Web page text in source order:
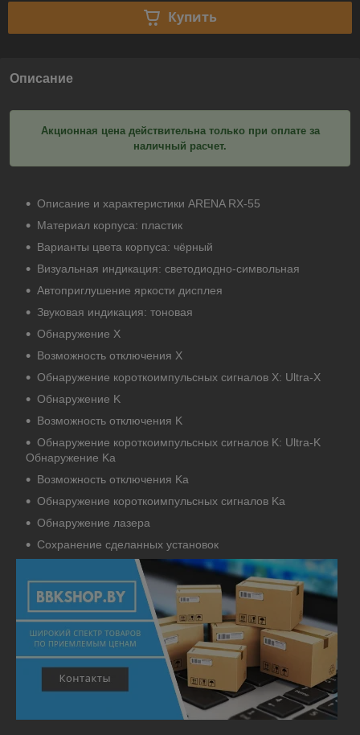
Купить
Описание
Акционная цена действительна только при оплате за
наличный расчет.
Описание и характеристики ARENA RX-55
Материал корпуса: пластик
Варианты цвета корпуса: чёрный
Визуальная индикация: светодиодно-символьная
Автоприглушение яркости дисплея
Звуковая индикация: тоновая
Обнаружение X
Возможность отключения X
Обнаружение короткоимпульсных сигналов X: Ultra-X
Обнаружение K
Возможность отключения K
Обнаружение короткоимпульсных сигналов K: Ultra-K
Обнаружение Ka
Возможность отключения Ka
Обнаружение короткоимпульсных сигналов Ka
Обнаружение лазера
Сохранение сделанных установок